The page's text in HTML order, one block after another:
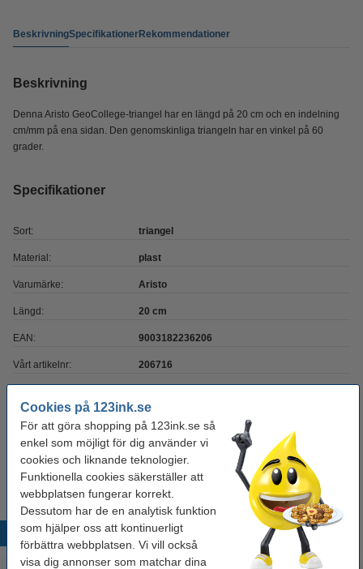
Cookies på 123ink.se
För att göra shopping på 123ink.se så
enkel som möjligt för dig använder vi
cookies och liknande teknologier.
Funktionella cookies säkerställer att
webbplatsen fungerar korrekt.
Dessutom har de en analytisk funktion
som hjälper oss att kontinuerligt
förbättra webbplatsen. Vi vill också
visa dig annonser som matchar dina
BeskrivningSpecifikationerRekommendationer
Beskrivning
Denna Aristo GeoCollege-triangel har en längd på 20 cm och en indelning
cm/mm på ena sidan. Den genomskinliga triangeln har en vinkel på 60
grader.
Specifikationer
Sort: triangel
Material: plast
Varumärke: Aristo
Längd: 20 cm
EAN: 9003182236206
Vårt artikelnr: 206716
Glöm inte att beställa!
Linjal 30cm plast | 123ink
17 kr
Populära produkter